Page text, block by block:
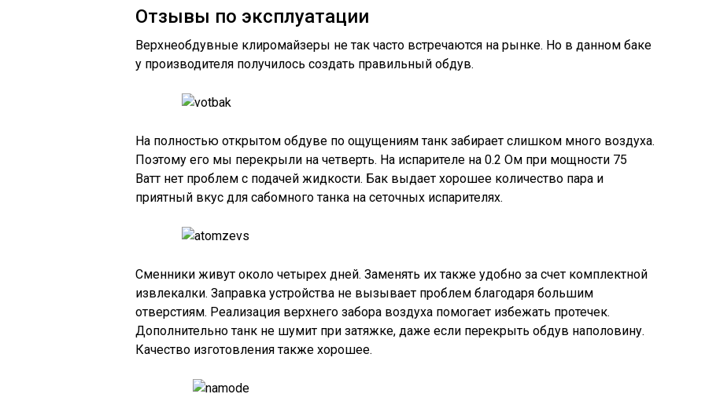
Отзывы по эксплуатации
Верхнеобдувные клиромайзеры не так часто встречаются на рынке. Но в данном баке
у производителя получилось создать правильный обдув.
На полностью открытом обдуве по ощущениям танк забирает слишком много воздуха.
Поэтому его мы перекрыли на четверть. На испарителе на 0.2 Ом при мощности 75
Ватт нет проблем с подачей жидкости. Бак выдает хорошее количество пара и
приятный вкус для сабомного танка на сеточных испарителях.
Сменники живут около четырех дней. Заменять их также удобно за счет комплектной
извлекалки. Заправка устройства не вызывает проблем благодаря большим
отверстиям. Реализация верхнего забора воздуха помогает избежать протечек.
Дополнительно танк не шумит при затяжке, даже если перекрыть обдув наполовину.
Качество изготовления также хорошее.